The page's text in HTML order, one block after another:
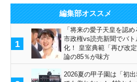
編集部オススメ
1
「将来の愛子天皇を認
市政権vs読売新聞でバト
化！ 皇室典範「再び改
論の85％が味方
2026夏の甲子園は「初出